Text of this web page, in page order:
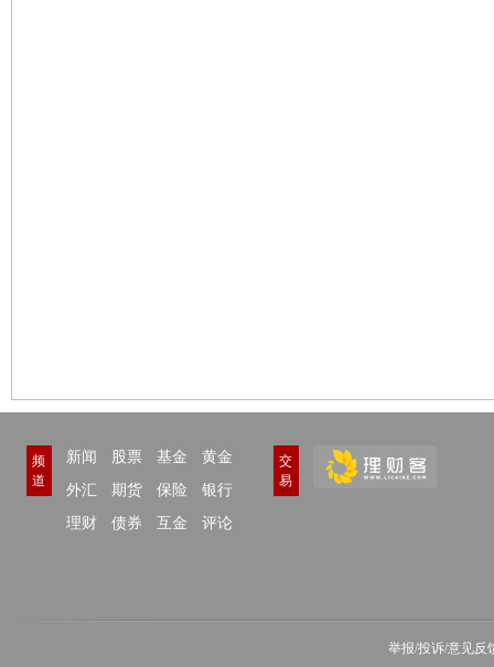
频
道
新闻 股票 基金
黄金
外汇
期货 保险
银行
理财
债券 互金 评论
交
易
举报/投诉/意见反